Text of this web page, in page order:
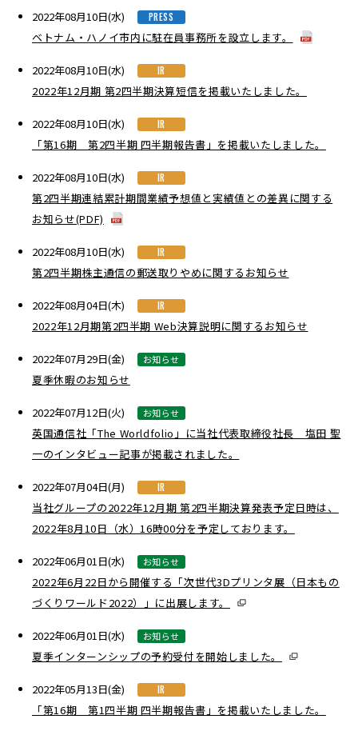
2022年08月10日(水) PRESS
ベトナム・ハノイ市内に駐在員事務所を設立します。
2022年08月10日(水) IR
2022年12月期 第2四半期決算短信を掲載いたしました。
2022年08月10日(水) IR
「第16期 第2四半期 四半期報告書」を掲載いたしました。
2022年08月10日(水) IR
第2四半期連結累計期間業績予想値と実績値との差異に関する
お知らせ(PDF)
2022年08月10日(水) IR
第2四半期株主通信の郵送取りやめに関するお知らせ
2022年08月04日(木) IR
2022年12月期第2四半期 Web決算説明に関するお知らせ
2022年07月29日(金) お知らせ
夏季休暇のお知らせ
2022年07月12日(火) お知らせ
英国通信社「The Worldfolio」に当社代表取締役社長 塩田 聖
一のインタビュー記事が掲載されました。
2022年07月04日(月) IR
当社グループの2022年12月期 第2四半期決算発表予定日時は、
2022年8月10日（水）16時00分を予定しております。
2022年06月01日(水) お知らせ
2022年6月22日から開催する「次世代3Dプリンタ展（日本もの
づくりワールド2022）」に出展します。
2022年06月01日(水) お知らせ
夏季インターンシップの予約受付を開始しました。
2022年05月13日(金) IR
「第16期 第1四半期 四半期報告書」を掲載いたしました。